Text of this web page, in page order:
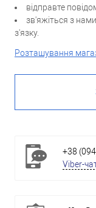
відправте
зв'яжіться з
з'язку.
Розташування
+38
Viber-